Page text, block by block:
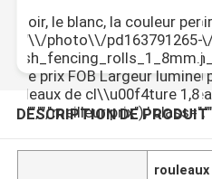
noir, le blanc, la couleur
photo\\/pd163791265-
le prix FOB Largeur
de cl\\u00f4ture 1,8
prix");'
vert, le
pla\\u00eet envoyez-moi le
\\u00e0 moustiques
DESCRIPTION DE PRODUIT